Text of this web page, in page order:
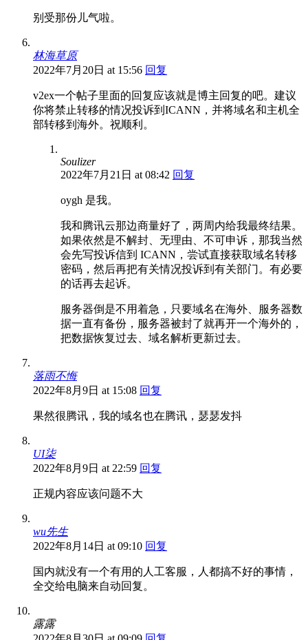
别受那份儿气啦。
林海草原
2022年7月20日 at 15:56 回复
v2ex一个帖子里面的回复应该就是博主回复的吧。建议
你将禁止转移的情况投诉到ICANN，并将域名和主机全
部转移到海外。祝顺利。
Soulizer
2022年7月21日 at 08:42 回复
oygh 是我。
我和腾讯云那边商量好了，两周内给我最终结果。
如果依然是不解封、无理由、不可申诉，那我当然
会先写投诉信到 ICANN，尝试直接获取域名转移
密码，然后再把有关情况投诉到有关部门。有必要
的话再去起诉。
服务器倒是不用着急，只要域名在海外、服务器数
据一直有备份，服务器被封了就再开一个海外的，
把数据恢复过去、域名解析更新过去。
落雨不悔
2022年8月9日 at 15:08 回复
果然很腾讯，我的域名也在腾讯，瑟瑟发抖
UI柒
2022年8月9日 at 22:59 回复
正规内容应该问题不大
wu先生
2022年8月14日 at 09:10 回复
国内就没有一个有用的人工客服，人都搞不好的事情，
全交给电脑来自动回复。
露露